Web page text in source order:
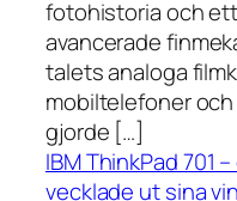
fotohistoria och
avancerade
talets analoga
mobiltelefoner
gjorde […]
IBM ThinkPad 701
vecklade ut sina